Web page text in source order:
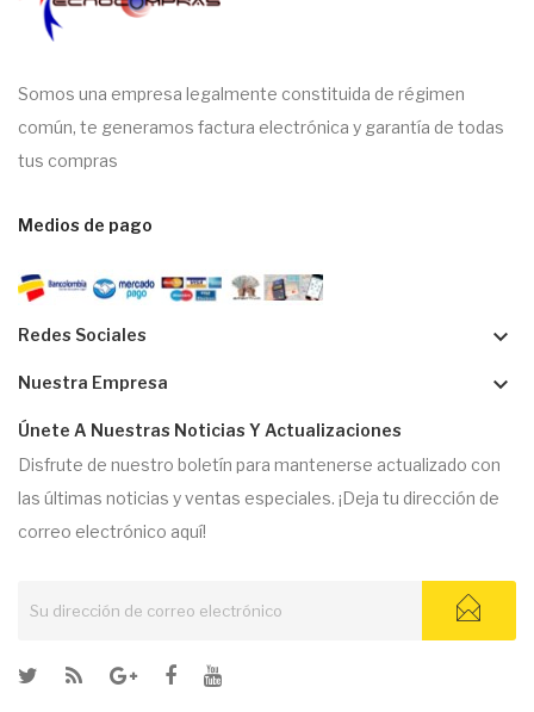
Somos una empresa legalmente constituida de régimen
común, te generamos factura electrónica y garantía de todas
tus compras
Medios de pago
Redes Sociales keyboard_arrow_down
Nuestra Empresa keyboard_arrow_down
Únete A Nuestras Noticias Y Actualizaciones
Disfrute de nuestro boletín para mantenerse actualizado con
las últimas noticias y ventas especiales. ¡Deja tu dirección de
correo electrónico aquí!